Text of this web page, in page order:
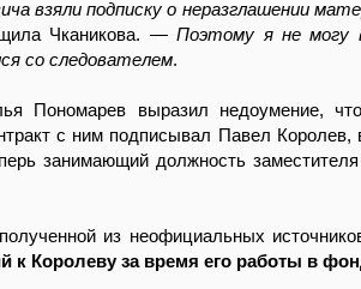
взяли подписку о неразглашении
Чканикова. —Поэтому я не могу
со следователем.
Пономарев выразил недоумение,
с ним подписывал Павел Королев,
занимающий должность заместителя
из неофициальных
к Королеву за время его работы в